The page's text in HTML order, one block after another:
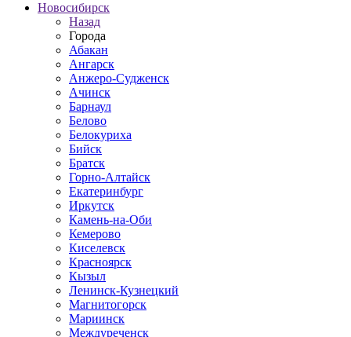
Новосибирск
Назад
Города
Абакан
Ангарск
Анжеро-Судженск
Ачинск
Барнаул
Белово
Белокуриха
Бийск
Братск
Горно-Алтайск
Екатеринбург
Иркутск
Камень-на-Оби
Кемерово
Киселевск
Красноярск
Кызыл
Ленинск-Кузнецкий
Магнитогорск
Мариинск
Междуреченск